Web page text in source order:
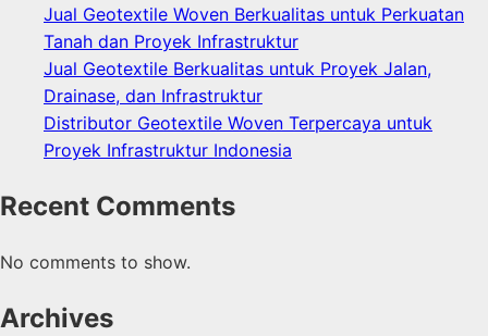
Jual Geotextile Woven Berkualitas untuk Perkuatan
Tanah dan Proyek Infrastruktur
Jual Geotextile Berkualitas untuk Proyek Jalan,
Drainase, dan Infrastruktur
Distributor Geotextile Woven Terpercaya untuk
Proyek Infrastruktur Indonesia
Recent Comments
No comments to show.
Archives